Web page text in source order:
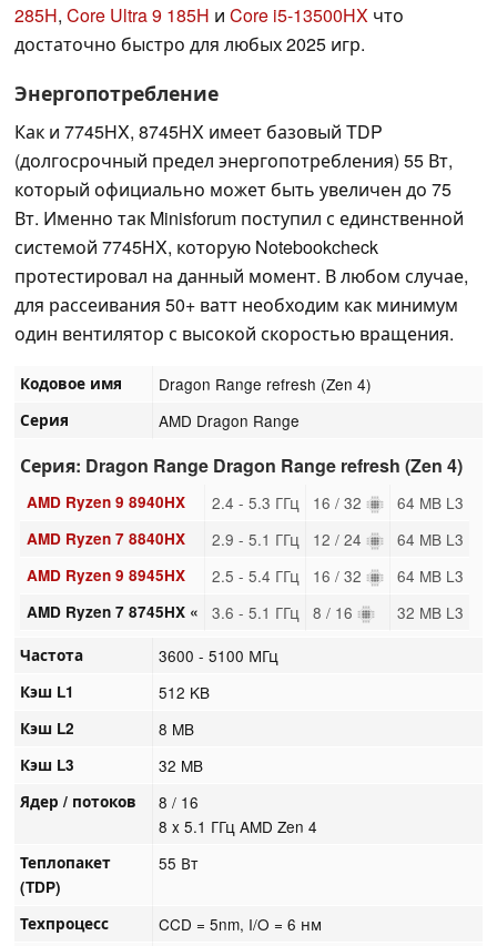
285H, Core Ultra 9 185H и Core i5-13500HX что
достаточно быстро для любых 2025 игр.
Энергопотребление
Как и 7745HX, 8745HX имеет базовый TDP
(долгосрочный предел энергопотребления) 55 Вт,
который официально может быть увеличен до 75
Вт. Именно так Minisforum поступил с единственной
системой 7745HX, которую Notebookcheck
протестировал на данный момент. В любом случае,
для рассеивания 50+ ватт необходим как минимум
один вентилятор с высокой скоростью вращения.
Кодовое имя Dragon Range refresh (Zen 4)
Серия AMD Dragon Range
Серия: Dragon Range Dragon Range refresh (Zen 4)
AMD Ryzen 9 8940HX 2.4 - 5.3 ГГц 16 / 32 64 MB L3
AMD Ryzen 7 8840HX 2.9 - 5.1 ГГц 12 / 24 64 MB L3
AMD Ryzen 9 8945HX 2.5 - 5.4 ГГц 16 / 32 64 MB L3
AMD Ryzen 7 8745HX « 3.6 - 5.1 ГГц 8 / 16 32 MB L3
Частота 3600 - 5100 МГц
Кэш L1 512 KB
Кэш L2 8 MB
Кэш L3 32 MB
Ядер / потоков
8 / 16
8 x 5.1 ГГц AMD Zen 4
Теплопакет
(TDP)
55 Вт
Техпроцесс CCD = 5nm, I/O = 6 нм